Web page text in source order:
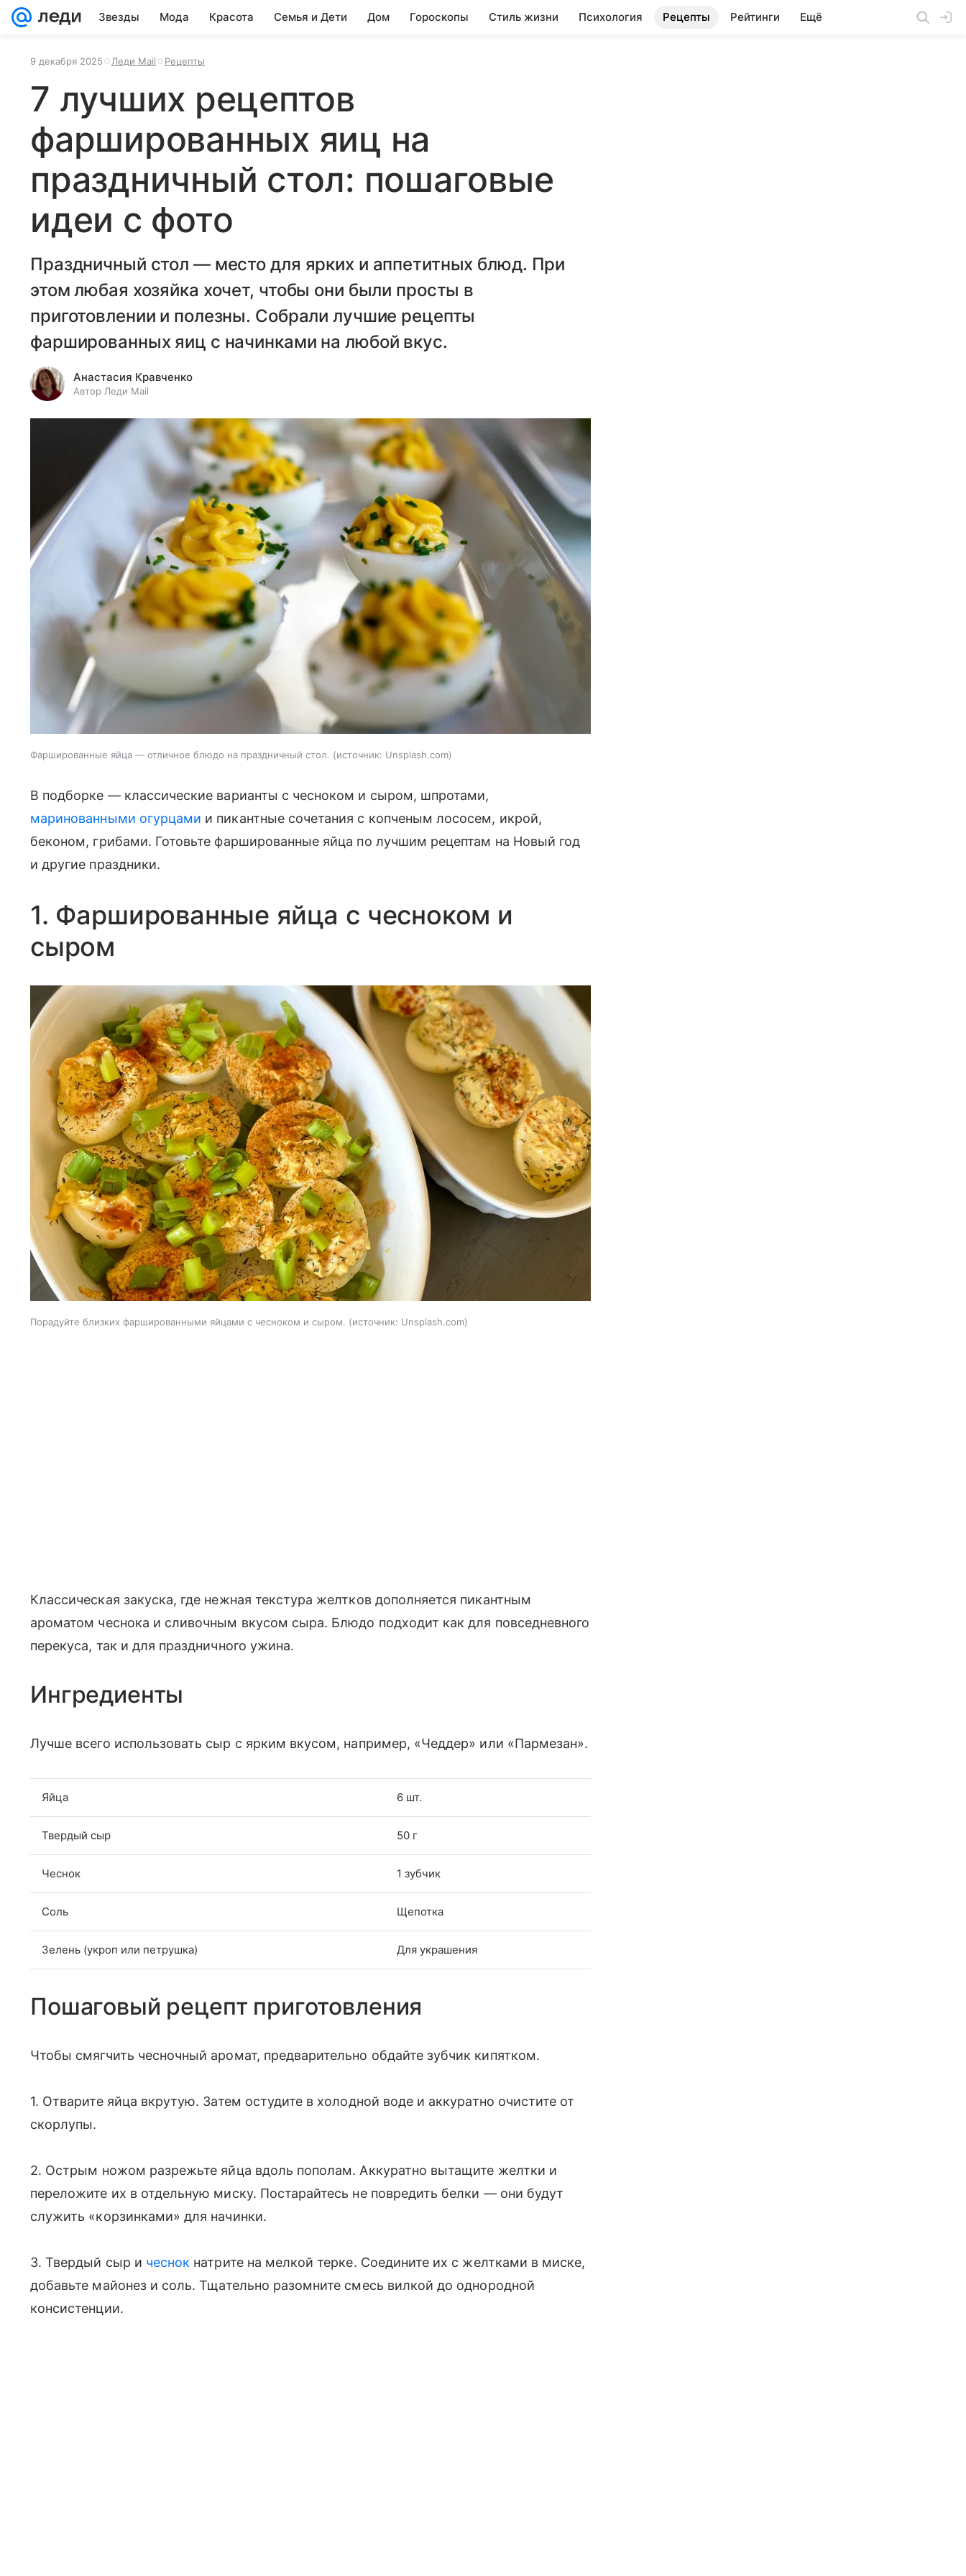
Звезды Мода Красота Семья и Дети Дом Гороскопы Стиль жизни Психология Рецепты Рейтинги Ещё
9 декабря 2025 Леди Mail Рецепты
7 лучших рецептов
фаршированных яиц на
праздничный стол: пошаговые
идеи с фото
Праздничный стол — место для ярких и аппетитных блюд. При
этом любая хозяйка хочет, чтобы они были просты в
приготовлении и полезны. Собрали лучшие рецепты
фаршированных яиц с начинками на любой вкус.
Анастасия Кравченко
Автор Леди Mail
Фаршированные яйца — отличное блюдо на праздничный стол. источник: Unsplash.com
В подборке — классические варианты с чесноком и сыром, шпротами,
маринованными огурцами и пикантные сочетания с копченым лососем, икрой,
беконом, грибами. Готовьте фаршированные яйца по лучшим рецептам на Новый год
и другие праздники.
1. Фаршированные яйца с чесноком и
сыром
Порадуйте близких фаршированными яйцами с чесноком и сыром. источник: Unsplash.com
Классическая закуска, где нежная текстура желтков дополняется пикантным
ароматом чеснока и сливочным вкусом сыра. Блюдо подходит как для повседневного
перекуса, так и для праздничного ужина.
Ингредиенты
Лучше всего использовать сыр с ярким вкусом, например, «Чеддер» или «Пармезан».
Яйца 6 шт.
Твердый сыр 50 г
Чеснок 1 зубчик
Соль Щепотка
Зелень (укроп или петрушка) Для украшения
Пошаговый рецепт приготовления
Чтобы смягчить чесночный аромат, предварительно обдайте зубчик кипятком.
1. Отварите яйца вкрутую. Затем остудите в холодной воде и аккуратно очистите от
скорлупы.
2. Острым ножом разрежьте яйца вдоль пополам. Аккуратно вытащите желтки и
переложите их в отдельную миску. Постарайтесь не повредить белки — они будут
служить «корзинками» для начинки.
3. Твердый сыр и чеснок натрите на мелкой терке. Соедините их с желтками в миске,
добавьте майонез и соль. Тщательно разомните смесь вилкой до однородной
консистенции.